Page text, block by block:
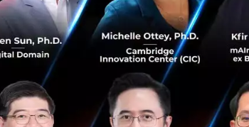
และสังคม และสถาบันนวัตกรรมการเรียนรู้ มหาวิทยาลัยมหิดล
จัดกิจกรรม Hour ...
ธันวาคม 6, 2018
Techsauce Team
PR News DEPA